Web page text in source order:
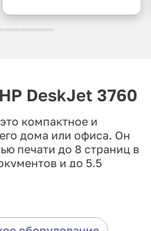
DeskJet 3760
компактное и
дома или офиса. Он
печати до 8 страниц в
и до 5,5
Благодаря
прямо с вашего